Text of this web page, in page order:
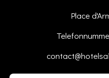
Place